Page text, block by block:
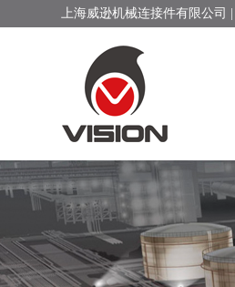
上海威逊机械连接件有限公司